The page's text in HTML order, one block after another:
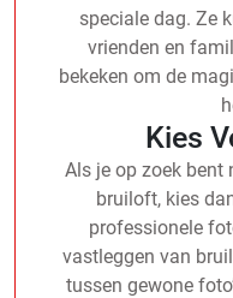
speciale dag. Ze
vrienden en
bekeken om de
Kies
Als je op zoek
bruiloft, kies
professionele
vastleggen van
tussen gewone